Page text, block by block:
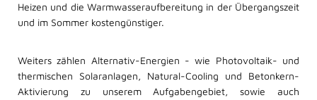
Heizen und die Warmwasseraufbereitung in der Übergangszeit
und im Sommer kostengünstiger.
Weiters zählen Alternativ-Energien - wie Photovoltaik- und
thermischen Solaranlagen, Natural-Cooling und Betonkern-
Aktivierung zu unserem Aufgabengebiet, sowie auch